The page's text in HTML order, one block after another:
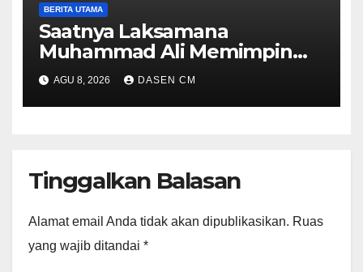
BERITA UTAMA
Saatnya Laksamana
Muhammad Ali Memimpin
TNI: Menjaga Keseimbangan
Politik dan Soliditas
Antarmatra
AGU 8, 2026 DASEN CM
Tinggalkan Balasan
Alamat email Anda tidak akan dipublikasikan. Ruas
yang wajib ditandai *